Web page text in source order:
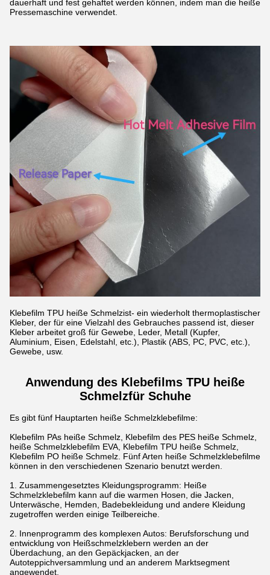
dauerhaft und fest gehaftet werden können, indem man die heiße
Pressemaschine verwendet.
Klebefilm TPU heiße Schmelzist- ein wiederholt thermoplastischer
Kleber, der für eine Vielzahl des Gebrauches passend ist, dieser
Kleber arbeitet groß für Gewebe, Leder, Metall (Kupfer,
Aluminium, Eisen, Edelstahl, etc.), Plastik (ABS, PC, PVC, etc.),
Gewebe, usw.
Anwendung des Klebefilms TPU heiße
Schmelzfür Schuhe
Es gibt fünf Hauptarten heiße Schmelzklebefilme:
Klebefilm PAs heiße Schmelz, Klebefilm des PES heiße Schmelz,
heiße Schmelzklebefilm EVA, Klebefilm TPU heiße Schmelz,
Klebefilm PO heiße Schmelz. Fünf Arten heiße Schmelzklebefilme
können in den verschiedenen Szenario benutzt werden.
1. Zusammengesetztes Kleidungsprogramm: Heiße
Schmelzklebefilm kann auf die warmen Hosen, die Jacken,
Unterwäsche, Hemden, Badebekleidung und andere Kleidung
zugetroffen werden einige Teilbereiche.
2. Innenprogramm des komplexen Autos: Berufsforschung und
entwicklung von Heißschmelzklebern werden an der
Überdachung, an den Gepäckjacken, an der
Autoteppichversammlung und an anderem Marktsegment
angewendet.